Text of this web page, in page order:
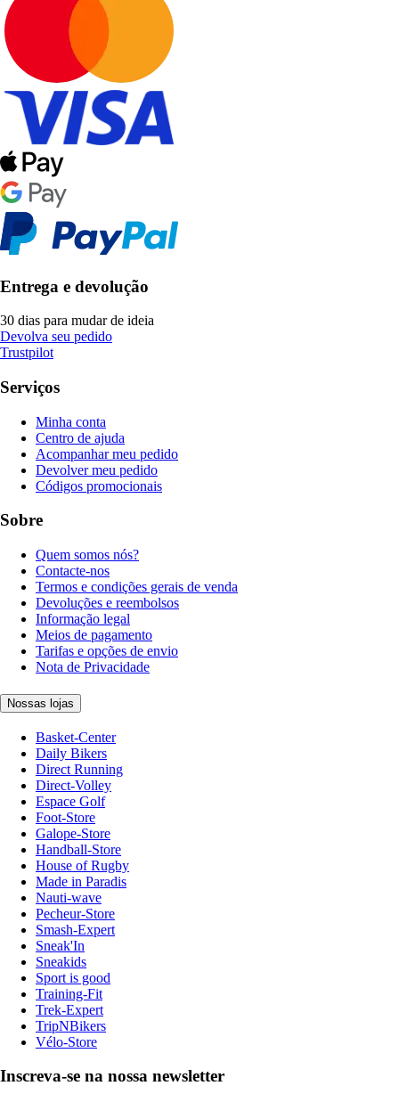
Entrega e devolução
30 dias para mudar de ideia
Devolva seu pedido
Trustpilot
Serviços
Minha conta
Centro de ajuda
Acompanhar meu pedido
Devolver meu pedido
Códigos promocionais
Sobre
Quem somos nós?
Contacte-nos
Termos e condições gerais de venda
Devoluções e reembolsos
Informação legal
Meios de pagamento
Tarifas e opções de envio
Nota de Privacidade
Nossas lojas
Basket-Center
Daily Bikers
Direct Running
Direct-Volley
Espace Golf
Foot-Store
Galope-Store
Handball-Store
House of Rugby
Made in Paradis
Nauti-wave
Pecheur-Store
Smash-Expert
Sneak'In
Sneakids
Sport is good
Training-Fit
Trek-Expert
TripNBikers
Vélo-Store
Inscreva-se na nossa newsletter